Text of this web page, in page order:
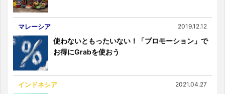
マレーシア 2019.12.12
使わないともったいない！「プロモーション」で
お得にGrabを使おう
インドネシア 2021.04.27